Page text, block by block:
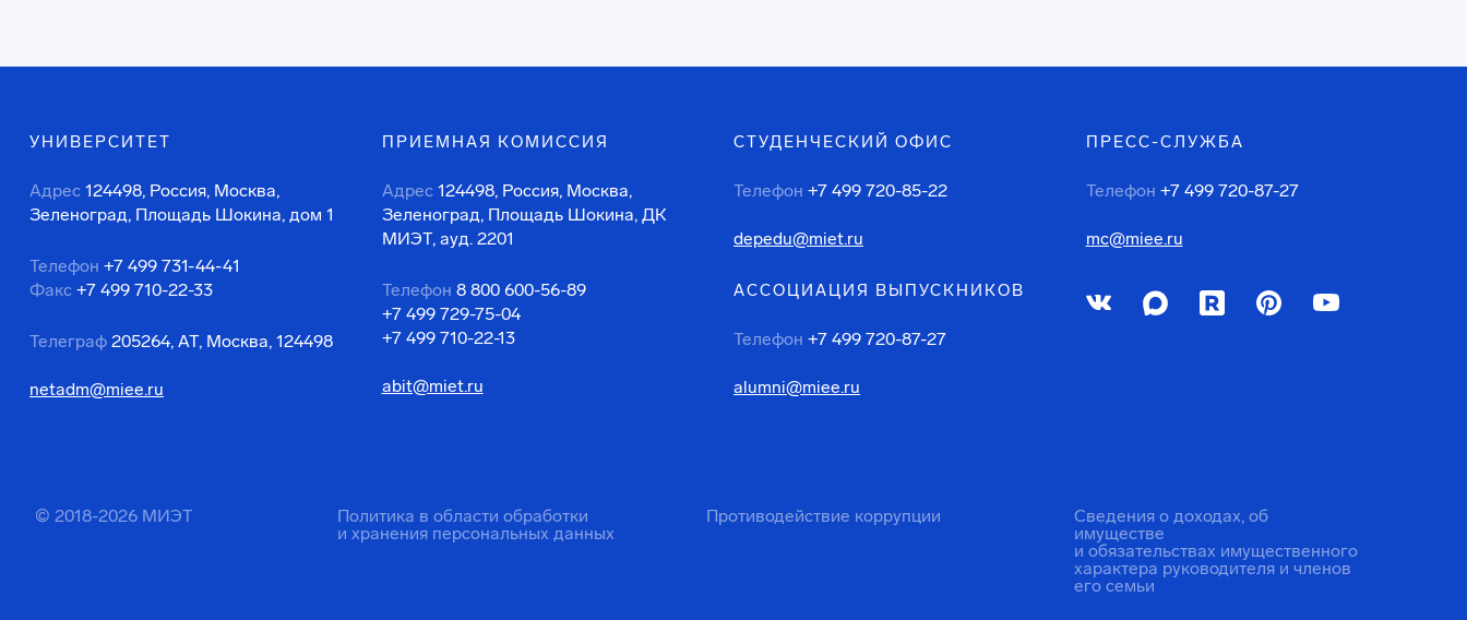
УНИВЕРСИТЕТ
Адрес 124498, Россия, Москва,
Зеленоград, Площадь Шокина, дом 1
Телефон +7 499 731-44-41
Факс +7 499 710-22-33
Телеграф 205264, АТ, Москва, 124498
netadm@miee.ru
ПРИЕМНАЯ КОМИССИЯ
Адрес 124498, Россия, Москва,
Зеленоград, Площадь Шокина, ДК
МИЭТ, ауд. 2201
Телефон 8 800 600-56-89
+7 499 729-75-04
+7 499 710-22-13
abit@miet.ru
СТУДЕНЧЕСКИЙ ОФИС
Телефон +7 499 720-85-22
depedu@miet.ru
АССОЦИАЦИЯ ВЫПУСКНИКОВ
Телефон +7 499 720-87-27
alumni@miee.ru
ПРЕСС-СЛУЖБА
Телефон +7 499 720-87-27
mc@miee.ru
© 2018-2026 МИЭТ
Политика в области обработки
и хранения персональных данных
Противодействие коррупции
Сведения о доходах, об
имуществе
и обязательствах имущественного
характера руководителя и членов
его семьи